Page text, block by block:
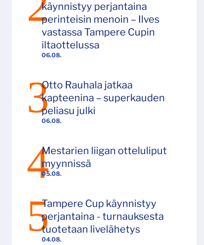
06.08.
käynnistyy perjantaina
perinteisin menoin – Ilves
vastassa Tampere Cupin
iltaottelussa
06.08.
Otto Rauhala jatkaa
kapteenina – superkauden
peliasu julki
05.08.
Mestarien liigan otteluliput
myynnissä
04.08.
Tampere Cup käynnistyy
perjantaina - turnauksesta
tuotetaan livelähetys